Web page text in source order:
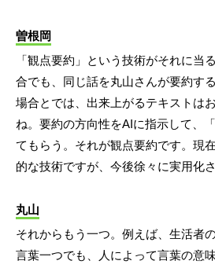
曽根岡
「観点要約」という技術がそれに当
合でも、同じ話を丸山さんが要約す
場合とでは、出来上がるテキストは
ね。要約の方向性をAIに指示して、
てもらう。それが観点要約です。現
的な技術ですが、今後徐々に実用化
丸山
それからもう一つ。例えば、生活者
言葉一つでも、人によって言葉の意